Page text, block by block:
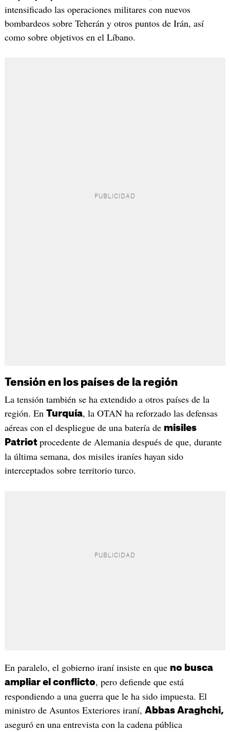
intensificado las operaciones militares con nuevos
bombardeos sobre Teherán y otros puntos de Irán, así
como sobre objetivos en el Líbano.
Tensión en los países de la región
La tensión también se ha extendido a otros países de la
región. En Turquía, la OTAN ha reforzado las defensas
aéreas con el despliegue de una batería de misiles
Patriot procedente de Alemania después de que, durante
la última semana, dos misiles iraníes hayan sido
interceptados sobre territorio turco.
En paralelo, el gobierno iraní insiste en que no busca
ampliar el conflicto, pero defiende que está
respondiendo a una guerra que le ha sido impuesta. El
ministro de Asuntos Exteriores iraní, Abbas Araghchi,
aseguró en una entrevista con la cadena pública